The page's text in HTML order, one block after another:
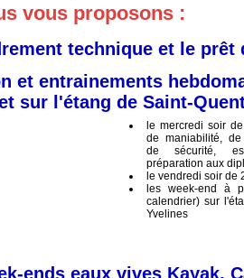
vous proposons :
technique et le prêt
et entrainements
sur l'étang de Saint-
le mercredi soir
de maniabilité,
de sécurité,
préparation aux
le vendredi soir de
les week-end à
calendrier) sur
Yvelines
ends eaux vives Kayak,